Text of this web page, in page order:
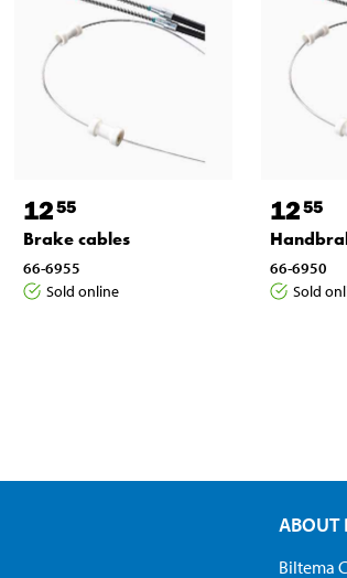
1255
Brake cables
66-6955
Sold online
1255
66-6950
Sold
ABOUT
Biltema